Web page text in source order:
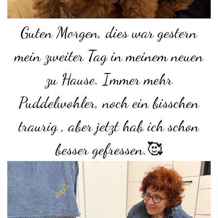
Guten Morgen, dies war gestern
mein zweiter Tag in meinem neuen
zu Hause. Immer mehr
Puddelwohler, noch ein bisschen
traurig , aber jetzt hab ich schon
besser gefressen.🥰